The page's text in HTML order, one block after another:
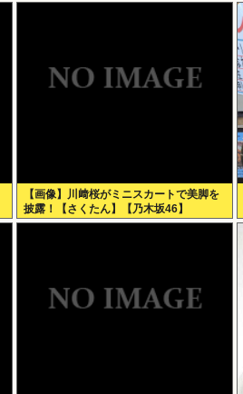
【画像】川﨑桜がミニスカートで美脚を
披露！【さくたん】【乃木坂46】